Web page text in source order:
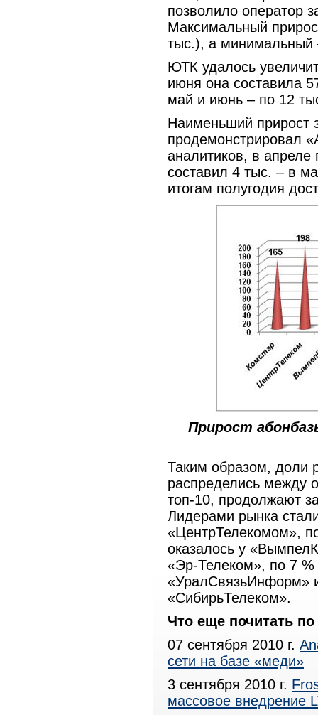
позволило оператор
Максимальный
тыс.), а минимальный
ЮТК удалось
июня она составила
май и июнь – по 12
Наименьший прирост
продемонстрировал
аналитиков, в
составил 4 тыс. – в
итогам полугодия
Прирост
Таким образом, доли
распределись между
топ-10, продолжают
Лидерами рынка
«ЦентрТелекомом»,
оказалось у
«Эр-Телеком», по 7
«УралСвязьИнформ»
«СибирьТелеком».
Что еще почитать
07 сентября 2010 г.
сети на базе «меди»
3 сентября 2010 г.
массовое внедрение